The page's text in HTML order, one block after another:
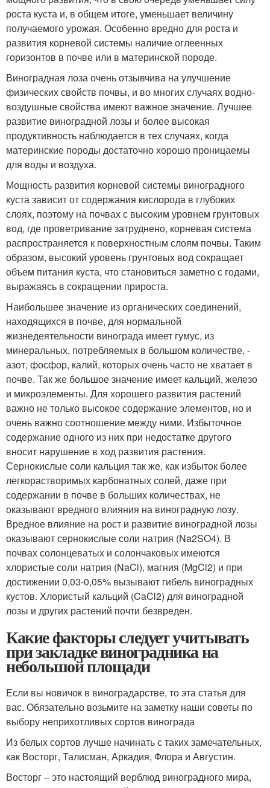
роста куста и, в общем итоге, уменьшает величину
получаемого урожая. Особенно вредно для роста и
развития корневой системы наличие оглеенных
горизонтов в почве или в материнской породе.
Виноградная лоза очень отзывчива на улучшение
физических свойств почвы, и во многих случаях водно-
воздушные свойства имеют важное значение. Лучшее
развитие виноградной лозы и более высокая
продуктивность наблюдается в тех случаях, когда
материнские породы достаточно хорошо проницаемы
для воды и воздуха.
Мощность развития корневой системы виноградного
куста зависит от содержания кислорода в глубоких
слоях, поэтому на почвах с высоким уровнем грунтовых
вод, где проветривание затруднено, корневая система
распространяется к поверхностным слоям почвы. Таким
образом, высокий уровень грунтовых вод сокращает
объем питания куста, что становиться заметно с годами,
выражаясь в сокращении прироста.
Наибольшее значение из органических соединений,
находящихся в почве, для нормальной
жизнедеятельности винограда имеет гумус, из
минеральных, потребляемых в большом количестве, -
азот, фосфор, калий, которых очень часто не хватает в
почве. Так же большое значение имеет кальций, железо
и микроэлементы. Для хорошего развития растений
важно не только высокое содержание элементов, но и
очень важно соотношение между ними. Избыточное
содержание одного из них при недостатке другого
вносит нарушение в ход развития растения.
Сернокислые соли кальция так же, как избыток более
легкорастворимых карбонатных солей, даже при
содержании в почве в больших количествах, не
оказывают вредного влияния на виноградную лозу.
Вредное влияние на рост и развитие виноградной лозы
оказывают сернокислые соли натрия (Na2SO4). В
почвах солонцеватых и солончаковых имеются
хлористые соли натрия (NaCl), магния (MgCl2) и при
достижении 0,03-0,05% вызывают гибель виноградных
кустов. Хлористый кальций (CaCl2) для виноградной
лозы и других растений почти безвреден.
Какие факторы следует учитывать
при закладке виноградника на
небольшой площади
Если вы новичок в виноградарстве, то эта статья для
вас. Обязательно возьмите на заметку наши советы по
выбору неприхотливых сортов винограда
Из белых сортов лучше начинать с таких замечательных,
как Восторг, Талисман, Аркадия, Флора и Августин.
Восторг – это настоящий верблюд виноградного мира,